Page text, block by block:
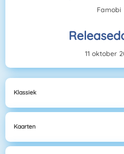
Famobi
11 oktober
Klassiek
Kaarten